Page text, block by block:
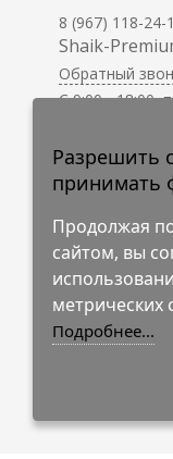
8 (967) 118-24-
Shaik-
Обратный
C 9:00 - 18:00,
круглосуточно.
© 2009-2026
Разрешить
принимать
Продолжая
сайтом, вы
метрических
Подробнее...